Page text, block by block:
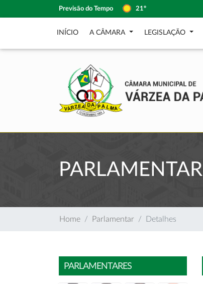
Previsão do Tempo 21º
INÍCIO A CÂMARA LEGISLAÇÃO
PARLAMENTAR
Home Parlamentar Detalhes
PARLAMENTARES